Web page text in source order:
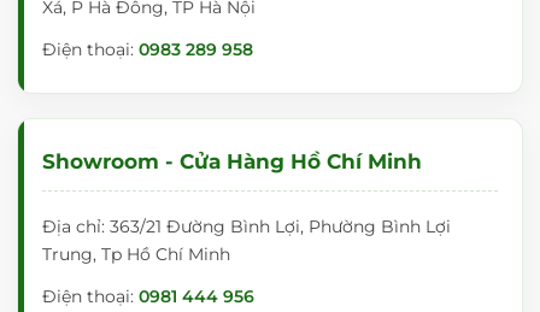
Thông Tin Quản Lý Tòa Nhà:
Văn Phòng Sản Xuất:Cập nhật mục tiêu và kết
Ứng Dụng Đa Dạng Trong Mọi Không
Gian
Nhờ thiết kế thông minh và chất lượng vượt trội, bảng
ghim màu đỏ đô T6011 được ứng dụng rộng rãi:
Xá, P Hà Đông, TP Hà Nội
Điện thoại: 0983 289 958
Showroom - Cửa Hàng Hồ Chí Minh
Địa chỉ: 363/21 Đường Bình Lợi, Phường Bình Lợi
Trung, Tp Hồ Chí Minh
Điện thoại: 0981 444 956